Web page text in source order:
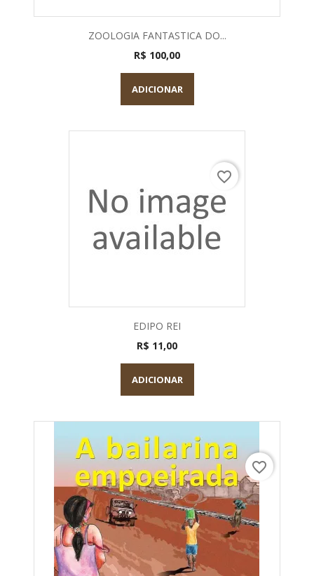
ZOOLOGIA FANTASTICA DO...
R$ 100,00
ADICIONAR
EDIPO REI
R$ 11,00
ADICIONAR
favorite_border
favorite_border